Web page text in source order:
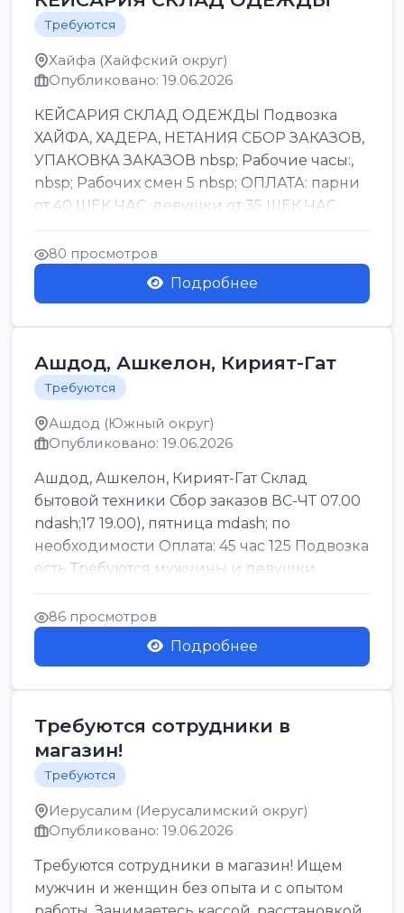
Требуются
Хайфа (Хайфский округ)
Опубликовано: 19.06.2026
КЕЙСАРИЯ СКЛАД ОДЕЖДЫ Подвозка
ХАЙФА, ХАДЕРА, НЕТАНИЯ СБОР ЗАКАЗОВ,
УПАКОВКА ЗАКАЗОВ nbsp; Рабочие часы:,
nbsp; Рабочих смен 5 nbsp; ОПЛАТА: парни
от 40 ШЕК ЧАС, девушки от 35 ШЕК ЧАС
БОНУСЫ 1500 ШЕК ...
80 просмотров
Подробнее
Ашдод, Ашкелон, Кирият-Гат
Требуются
Ашдод (Южный округ)
Опубликовано: 19.06.2026
Ашдод, Ашкелон, Кирият-Гат Склад
бытовой техники Сбор заказов ВС-ЧТ 07.00
ndash;17 19.00), пятница mdash; по
необходимости Оплата: 45 час 125 Подвозка
есть Требуются мужчины и девушки
Только официальн...
86 просмотров
Подробнее
Требуются сотрудники в
магазин!
Требуются
Иерусалим (Иерусалимский округ)
Опубликовано: 19.06.2026
Требуются сотрудники в магазин! Ищем
мужчин и женщин без опыта и с опытом